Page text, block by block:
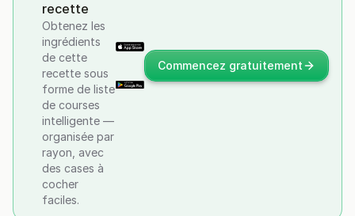
recette
Obtenez les
ingrédients
de cette
recette sous
forme de liste
de courses
intelligente —
organisée par
rayon, avec
des cases à
cocher
faciles.
Commencez gratuitement